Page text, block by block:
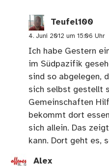
Teufel100
4. Juni 2012 um 15:06 Uhr
Ich habe Gestern
im Südpazifik
sind so abgelegen,
sich selbst gestellt
Gemeinschaften
bekommt dort
sich allein. Das
kann. Dort geht es,
Alex